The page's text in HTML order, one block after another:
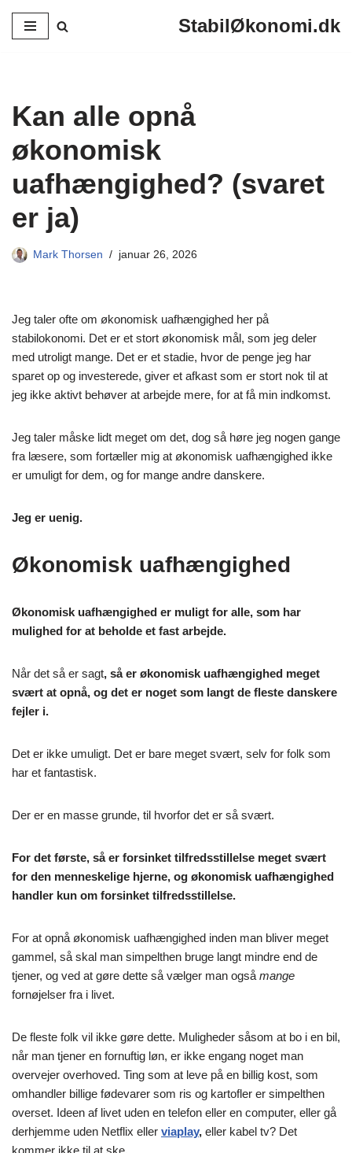
Spring
StabilØkonomi.dk
Kan alle opnå
økonomisk
uafhængighed? (svaret
er ja)
Mark Thorsen januar 26, 2026
Jeg taler ofte om økonomisk uafhængighed her på
stabilokonomi. Det er et stort økonomisk mål, som jeg deler
med utroligt mange. Det er et stadie, hvor de penge jeg har
sparet op og investerede, giver et afkast som er stort nok til at
jeg ikke aktivt behøver at arbejde mere, for at få min indkomst.
Jeg taler måske lidt meget om det, dog så høre jeg nogen gange
fra læsere, som fortæller mig at økonomisk uafhængighed ikke
er umuligt for dem, og for mange andre danskere.
Jeg er uenig.
Økonomisk uafhængighed
Økonomisk uafhængighed er muligt for alle, som har
mulighed for at beholde et fast arbejde.
Når det så er sagt, så er økonomisk uafhængighed meget
svært at opnå, og det er noget som langt de fleste danskere
fejler i.
Det er ikke umuligt. Det er bare meget svært, selv for folk som
har et fantastisk.
Der er en masse grunde, til hvorfor det er så svært.
For det første, så er forsinket tilfredsstillelse meget svært
for den menneskelige hjerne, og økonomisk uafhængighed
handler kun om forsinket tilfredsstillelse.
For at opnå økonomisk uafhængighed inden man bliver meget
gammel, så skal man simpelthen bruge langt mindre end de
tjener, og ved at gøre dette så vælger man også mange
fornøjelser fra i livet.
De fleste folk vil ikke gøre dette. Muligheder såsom at bo i en bil,
når man tjener en fornuftig løn, er ikke engang noget man
overvejer overhoved. Ting som at leve på en billig kost, som
omhandler billige fødevarer som ris og kartofler er simpelthen
overset. Ideen af livet uden en telefon eller en computer, eller gå
derhjemme uden Netflix eller viaplay, eller kabel tv? Det
kommer ikke til at ske.